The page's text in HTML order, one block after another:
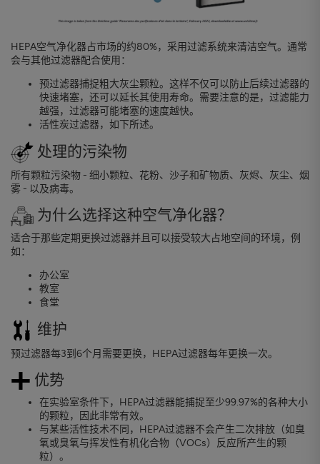
HEPA空气净化器占市场的约80%，采用过滤系统来清洁空气。通常
会与其他过滤器配合使用：
预过滤器捕捉粗大灰尘颗粒。这样不仅可以防止后续过滤器的
快速堵塞，还可以延长其使用寿命。需要注意的是，过滤能力
越强，过滤器可能堵塞的速度越快。
活性炭过滤器，如下所述。
处理的污染物
所有颗粒污染物 - 细小颗粒、花粉、沙子和矿物质、灰烬、灰尘、烟
雾 - 以及病毒。
为什么选择这种空气净化器？
适合于那些定期更换过滤器并且可以接受较大占地空间的环境，例
如：
办公室
教室
食堂
维护
预过滤器每3到6个月需要更换，HEPA过滤器每年更换一次。
优势
在实验室条件下，HEPA过滤器能捕捉至少99.97%的各种大小
的颗粒，因此非常有效。
与某些活性技术不同，HEPA过滤器不会产生二次排放（如臭
氧或臭氧与挥发性有机化合物（VOCs）反应所产生的颗
粒）。